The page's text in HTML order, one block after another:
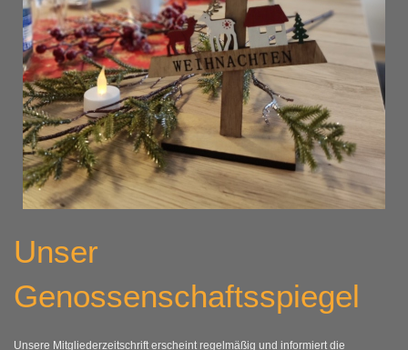
Unser
Genossenschaftsspiegel
Unsere Mitgliederzeitschrift erscheint regelmäßig und informiert die